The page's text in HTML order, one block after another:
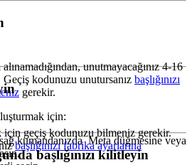
unutmayacağınız 4-16
kodunuzu unutursanız başlığınızı
gerekir.
için:
kumandanızdaMeta düğmesineveya
geçiş kodunuzu bilmeniz gerekir.
başlığınızı fabrika ayarlarına
başlığınızı kilitleyin